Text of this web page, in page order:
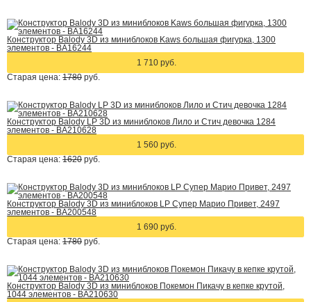
Конструктор Balody 3D из миниблоков Kaws большая фигурка, 1300
элементов - BA16244
1 710 руб.
Старая цена: 1780 руб.
Конструктор Balody LP 3D из миниблоков Лило и Стич девочка 1284
элементов - BA210628
1 560 руб.
Старая цена: 1620 руб.
Конструктор Balody 3D из миниблоков LP Супер Марио Привет, 2497
элементов - BA200548
1 690 руб.
Старая цена: 1780 руб.
Конструктор Balody 3D из миниблоков Покемон Пикачу в кепке крутой,
1044 элементов - BA210630